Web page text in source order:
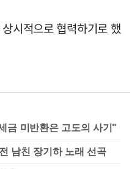
시적으로 협력하기로 했
금 미반환은 고도의 사기"
남친 장기하 노래 선곡